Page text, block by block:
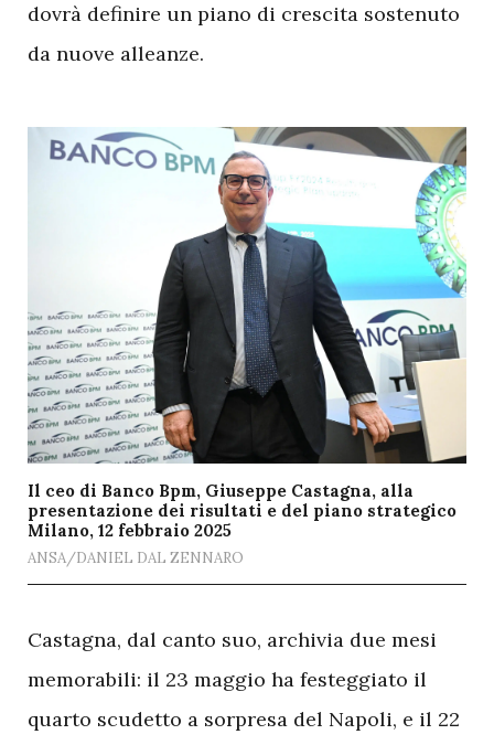
dovrà definire un piano di crescita sostenuto
da nuove alleanze.
Il ceo di Banco Bpm, Giuseppe Castagna, alla
presentazione dei risultati e del piano strategico
Milano, 12 febbraio 2025
ANSA/DANIEL DAL ZENNARO
Castagna, dal canto suo, archivia due mesi
memorabili: il 23 maggio ha festeggiato il
quarto scudetto a sorpresa del Napoli, e il 22